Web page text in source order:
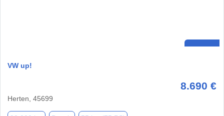
VW up!
8.690 €
Herten, 45699